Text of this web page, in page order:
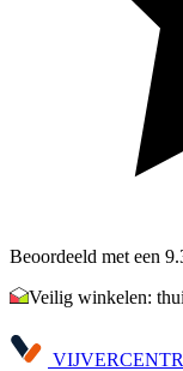
Beoordeeld met een
Veilig winkelen:
VIJVER